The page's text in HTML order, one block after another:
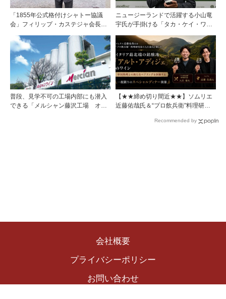
「1855年公式格付けシャトー協議
会」フィリップ・カステジャ会長イ
1855年格付け、170年目の再評価
ニュージーランドで活躍する小山竜
宇氏が手掛ける「タカ・ケイ・ワイ
始
普段、見学不可の工場内部にも潜入
できる「メルシャン藤沢工場 オン
【★★締め切り間近★★】ソムリエ
近藤佑哉氏＆“プロ飲兵衛”料理研究
北端の銘醸地「アルト・アディジ
Recommended by
会社概要
プライバシーポリシー
お問い合わせ